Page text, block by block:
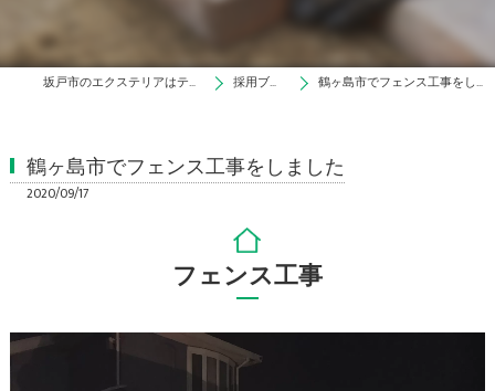
坂戸市のエクステリアはティーズ 採用ブログ 鶴ヶ島市でフェンス工事をしました
鶴ヶ島市でフェンス工事をしました
2020/09/17
フェンス工事